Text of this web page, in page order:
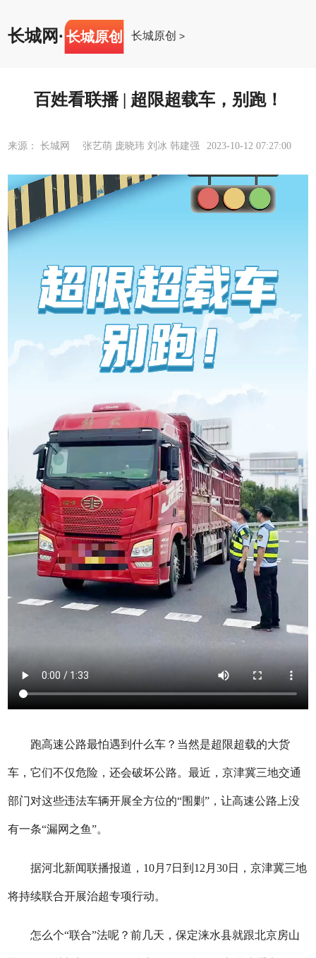
长城网· 长城原创 长城原创 >
百姓看联播 | 超限超载车，别跑！
来源： 长城网 张艺萌 庞晓玮 刘冰 韩建强 2023-10-12 07:27:00
跑高速公路最怕遇到什么车？当然是超限超载的大货
车，它们不仅危险，还会破坏公路。最近，京津冀三地交通
部门对这些违法车辆开展全方位的“围剿”，让高速公路上没
有一条“漏网之鱼”。
据河北新闻联播报道，10月7日到12月30日，京津冀三地
将持续联合开展治超专项行动。
怎么个“联合”法呢？前几天，保定涞水县就跟北京房山